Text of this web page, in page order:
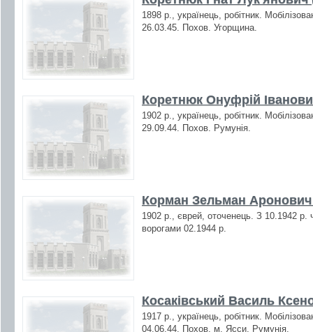
1898 р., українець, робітник.
26.03.45. Похов. Угорщина.
Коретнюк Онуфрій
1902 р., українець, робітник.
29.09.44. Похов. Румунія.
Корман Зельман Аронович
1902 р., єврей, оточенець. З 10.1942 р.
ворогами 02.1944 р.
Косаківський Василь
1917 р., українець, робітник.
04.06.44. Похов. м. Ясси, Румунія.